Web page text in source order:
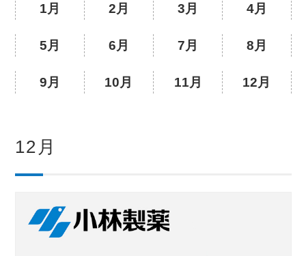
1月 2月 3月 4月
5月 6月 7月 8月
9月 10月 11月 12月
12月